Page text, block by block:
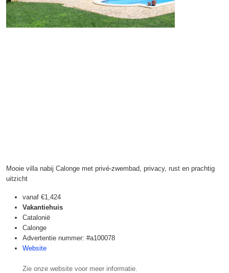
Mooie villa nabij Calonge met privé-zwembad, privacy, rust en prachtig
uitzicht
vanaf €1,424
Vakantiehuis
Catalonië
Calonge
Advertentie nummer: #a100078
Website
Zie onze website voor meer informatie.